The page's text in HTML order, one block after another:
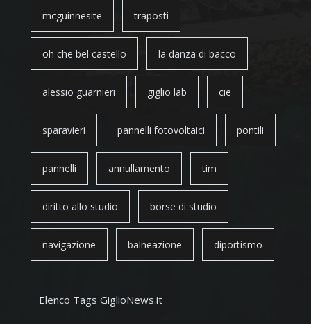
mcguinnesite traposti
oh che bel castello la danza di bacco
alessio guarnieri giglio lab cie
sparavieri pannelli fotovoltaici pontili
pannelli annullamento tim
diritto allo studio borse di studio
navigazione balneazione diportismo
Elenco Tags GiglioNews.it